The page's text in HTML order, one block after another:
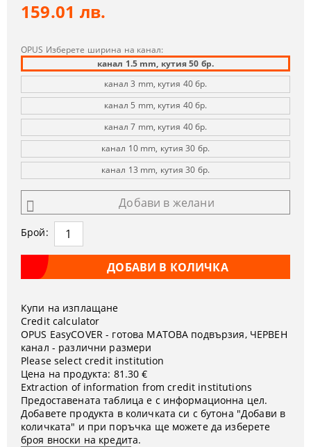
159.01 лв.
OPUS Изберете ширина на канал:
канал 1.5 mm, кутия 50 бр.
канал 3 mm, кутия 40 бр.
канал 5 mm, кутия 40 бр.
канал 7 mm, кутия 40 бр.
канал 10 mm, кутия 30 бр.
канал 13 mm, кутия 30 бр.
Добави в желани
Брой:
Купи на изплащане
Credit calculator
OPUS EasyCOVER - готова МАТОВА подвързия, ЧЕРВЕН
канал - различни размери
Please select credit institution
Цена на продукта: 81.30 €
Extraction of information from credit institutions
Предоставената таблица е с информационна цел.
Добавете продукта в количката си с бутона "Добави в
количката" и при поръчка ще можете да изберете
броя вноски на кредита.